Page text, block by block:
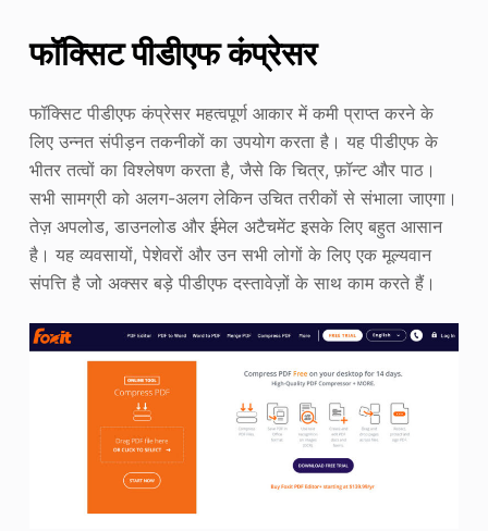
फॉक्सिट पीडीएफ कंप्रेसर
फॉक्सिट पीडीएफ कंप्रेसर महत्वपूर्ण आकार में कमी प्राप्त करने के
लिए उन्नत संपीड़न तकनीकों का उपयोग करता है। यह पीडीएफ के
भीतर तत्वों का विश्लेषण करता है, जैसे कि चित्र, फ़ॉन्ट और पाठ।
सभी सामग्री को अलग-अलग लेकिन उचित तरीकों से संभाला जाएगा।
तेज़ अपलोड, डाउनलोड और ईमेल अटैचमेंट इसके लिए बहुत आसान
है। यह व्यवसायों, पेशेवरों और उन सभी लोगों के लिए एक मूल्यवान
संपत्ति है जो अक्सर बड़े पीडीएफ दस्तावेज़ों के साथ काम करते हैं।